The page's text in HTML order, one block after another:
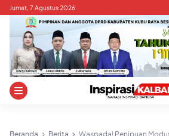
Skip
content
Jumat, 7 Agustus 2026
Beranda Berita
Waspada! Penipuan